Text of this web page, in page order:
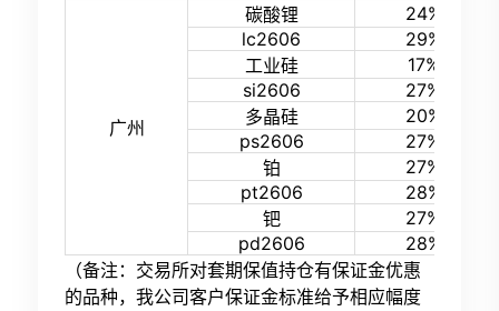
广州
碳酸锂
24%
lc2606
29%
工业硅
17%
si2606
27%
多晶硅
20%
ps2606
27%
铂
27%
pt2606
28%
钯
27%
pd2606
28%
（备注：交易所对套期保值持仓有保证金优惠
的品种，我公司客户保证金标准给予相应幅度